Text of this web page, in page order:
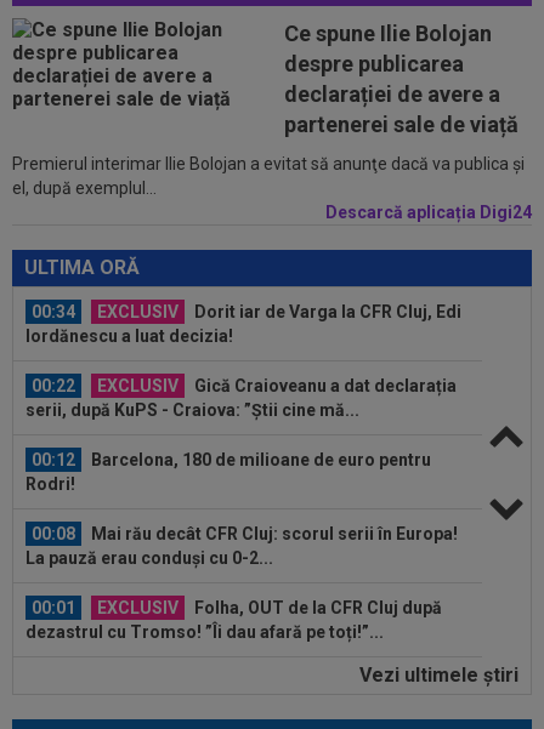
Ce spune Ilie Bolojan
despre publicarea
declarației de avere a
partenerei sale de viață
Premierul interimar Ilie Bolojan a evitat să anunţe dacă va publica şi
el, după exemplul...
Descarcă aplicația Digi24
ULTIMA ORĂ
dezastrul cu Tromso! ”Îi dau afară pe toți!”...
23:52 EXCLUSIV
Gigi Becali: ”Am vândut un jucător
00:43 EXCLUSIV
Lovitură de proporții: Ioan Varga,
gata să renunțe la CFR și să preia alt club...
Mihai Stoica. E prima oară când o zic”
00:34 EXCLUSIV
Dorit iar de Varga la CFR Cluj, Edi
Iordănescu a luat decizia!
00:22 EXCLUSIV
Gică Craioveanu a dat declarația
serii, după KuPS - Craiova: ”Știi cine mă...
00:12
Barcelona, 180 de milioane de euro pentru
Rodri!
00:08
Mai rău decât CFR Cluj: scorul serii în Europa!
La pauză erau conduși cu 0-2...
00:01 EXCLUSIV
Folha, OUT de la CFR Cluj după
dezastrul cu Tromso! ”Îi dau afară pe toți!”...
Gigi Becali: ”Am vândut un jucător
Vezi ultimele ştiri